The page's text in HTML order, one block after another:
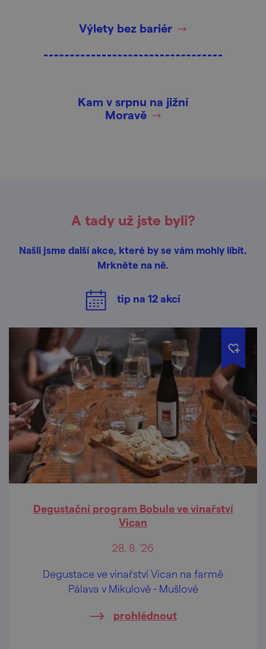
Výlety bez bariér
Kam v srpnu na jižní
Moravě
A tady už jste byli?
Našli jsme další akce, které by se vám mohly líbit.
Mrkněte na ně.
tip na 12akcí
Degustační program Bobule ve vinařství
Vican
28. 8. '26
Degustace ve vinařství Vican na farmě
Pálava v Mikulově - Mušlově
prohlédnout